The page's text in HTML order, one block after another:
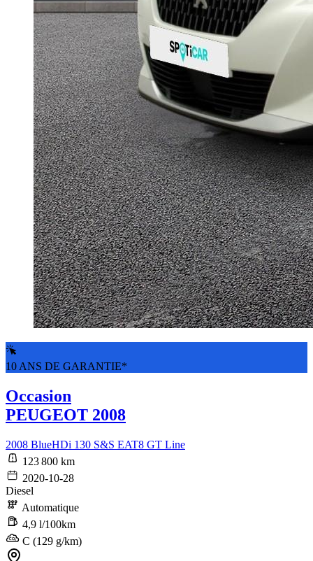
10 ANS DE GARANTIE*
Occasion
PEUGEOT 2008
2008 BlueHDi 130 S&S EAT8 GT Line
123 800 km
2020-10-28
Diesel
Automatique
4,9 l/100km
C (129 g/km)